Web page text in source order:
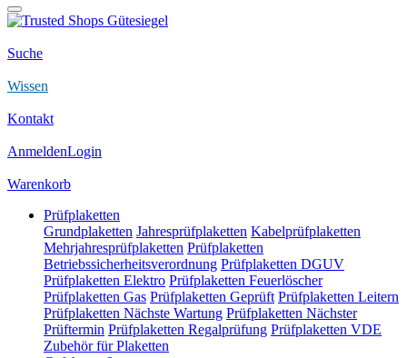
Suche
Wissen
Kontakt
AnmeldenLogin
Warenkorb
Prüfplaketten
Grundplaketten Jahresprüfplaketten Kabelprüfplaketten
Mehrjahresprüfplaketten Prüfplaketten
Betriebssicherheitsverordnung Prüfplaketten DGUV
Prüfplaketten Elektro Prüfplaketten Feuerlöscher
Prüfplaketten Gas Prüfplaketten Geprüft Prüfplaketten Leitern
Prüfplaketten Nächste Wartung Prüfplaketten Nächster
Prüftermin Prüfplaketten Regalprüfung Prüfplaketten VDE
Zubehör für Plaketten